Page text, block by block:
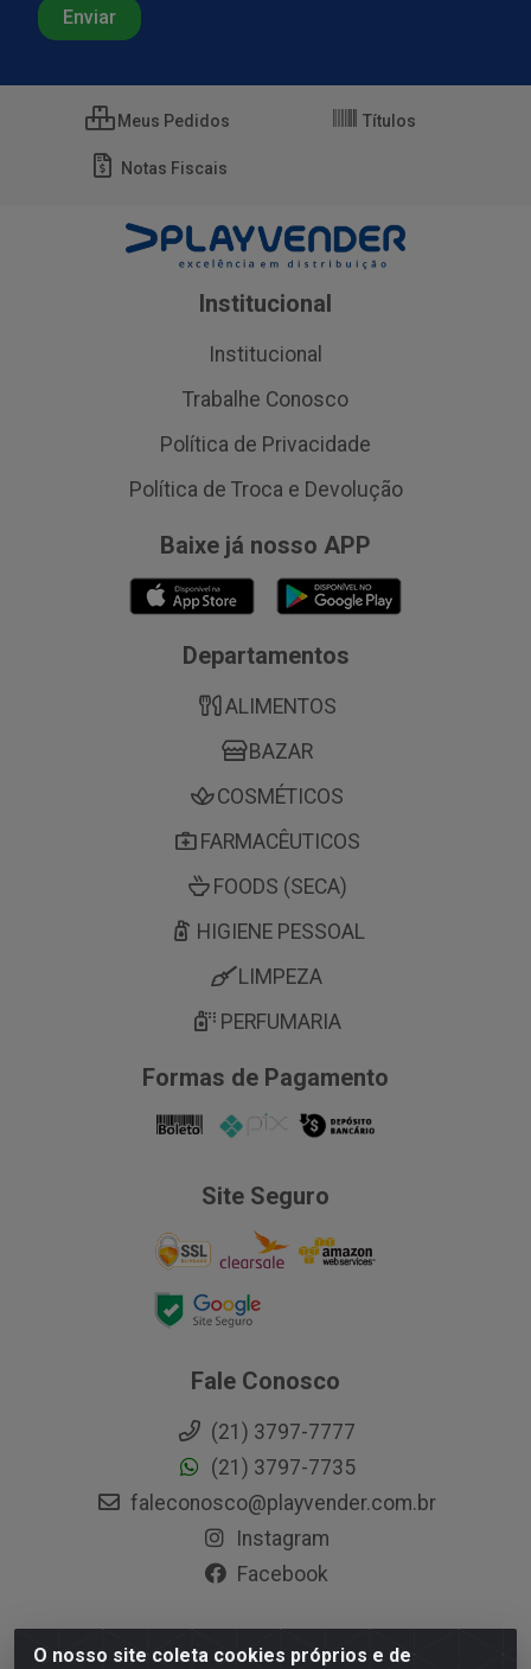
O nosso site coleta cookies próprios e de
Meus Pedidos Títulos
Notas Fiscais
Institucional
Institucional
Trabalhe Conosco
Política de Privacidade
Política de Troca e Devolução
Baixe já nosso APP
Departamentos
ALIMENTOS
BAZAR
COSMÉTICOS
FARMACÊUTICOS
FOODS (SECA)
HIGIENE PESSOAL
LIMPEZA
PERFUMARIA
Formas de Pagamento
Site Seguro
Fale Conosco
(21) 3797-7777
(21) 3797-7735
faleconosco@playvender.com.br
Instagram
Facebook